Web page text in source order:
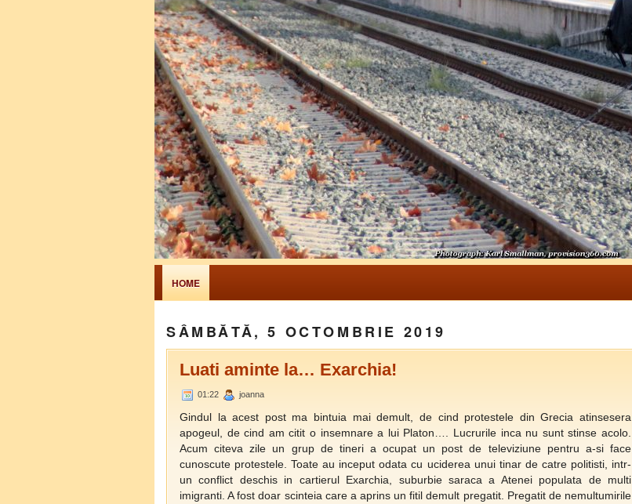
HOME
SÂMBĂTĂ, 5 OCTOMBRIE 2019
Luati aminte la… Exarchia!
01:22 joanna
Gindul la acest post ma bintuia mai demult, de cind protestele din Grecia atinsesera
apogeul, de cind am citit o insemnare a lui Platon…. Lucrurile inca nu sunt stinse acolo.
Acum citeva zile un grup de tineri a ocupat un post de televiziune pentru a-si face
cunoscute protestele. Toate au inceput odata cu uciderea unui tinar de catre politisti, intr-
un conflict deschis in cartierul Exarchia, suburbie saraca a Atenei populata de multi
imigranti. A fost doar scinteia care a aprins un fitil demult pregatit. Pregatit de nemultumirile